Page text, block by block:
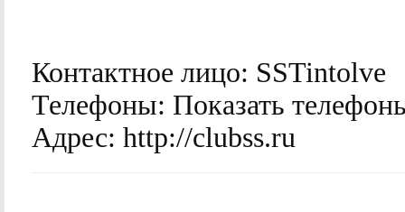
Контактное лицо: SSTintolve
Телефоны: Показать
Адрес: http://clubss.ru